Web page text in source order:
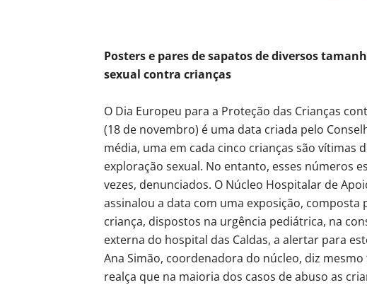
Posters e pares de sapatos de diversos
sexual contra crianças
O Dia Europeu para a Proteção das Crianças
(18 de novembro) é uma data criada pelo
média, uma em cada cinco crianças são vítimas
exploração sexual. No entanto, esses números
vezes, denunciados. O Núcleo Hospitalar de
assinalou a data com uma exposição, composta
criança, dispostos na urgência pediátrica, na
externa do hospital das Caldas, a alertar para
Ana Simão, coordenadora do núcleo, diz
realça que na maioria dos casos de abuso as